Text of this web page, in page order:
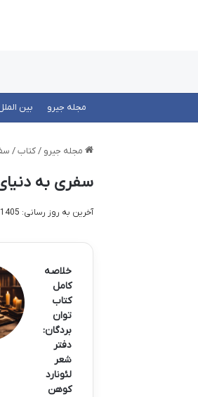
مجله جیرو بین
مجله جیرو / کتاب /
سفری به
آخرین به روز رسانی: 02/04/1405
خلاصه
کامل
کتاب
توان
بردگان:
دفتر
شعر
لئونارد
کوهن